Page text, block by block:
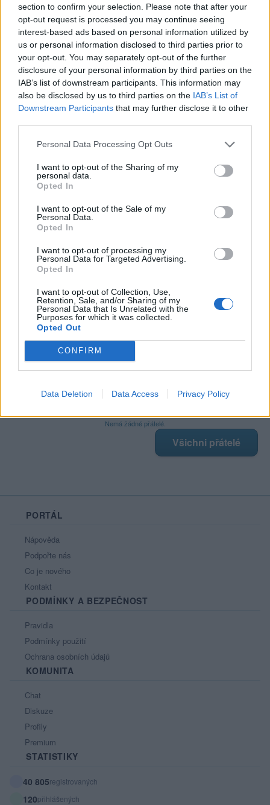
section to confirm your selection. Please note that after your
opt-out request is processed you may continue seeing
interest-based ads based on personal information utilized by
us or personal information disclosed to third parties prior to
your opt-out. You may separately opt-out of the further
disclosure of your personal information by third parties on the
IAB’s list of downstream participants. This information may
also be disclosed by us to third parties on the IAB’s List of
Downstream Participants that may further disclose it to other
Personal Data Processing Opt Outs
I want to opt-out of the Sharing of my
personal data.
Opted In
I want to opt-out of the Sale of my
Personal Data.
Opted In
I want to opt-out of processing my
Personal Data for Targeted Advertising.
Opted In
I want to opt-out of Collection, Use,
Retention, Sale, and/or Sharing of my
Personal Data that Is Unrelated with the
Purposes for which it was collected.
Opted Out
CONFIRM
Data Deletion Data Access Privacy Policy
Věk: 41
Kontakt
Napsat uživateli vzkaz
Informace o profilu a chatu
Online: Není nikde online
Prochatováno: 0.00 hod.
Líbí se:0
Oblibené místnosti
Sledované diskuze
Poslední 3 příspěvky na mé zdi
Zobrazit celou mou zeď
Nemá žádné přátelé.
Všichni přátelé
PORTÁL
Nápověda
Podpořte nás
Co je nového
Kontakt
PODMÍNKY A BEZPEČNOST
Pravidla
Podmínky použití
Ochrana osobních údajů
KOMUNITA
Chat
Diskuze
Profily
Premium
STATISTIKY
40 805registrovaných
120přihlášených